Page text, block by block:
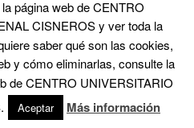
powered by WordPress |Theme: Skirmish
Themes
página web de CENTRO
CISNEROS y ver toda la
saber qué son las cookies,
y cómo eliminarlas, consulte la
de CENTRO UNIVERSITARIO
Aceptar Más información